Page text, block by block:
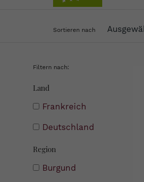
Sortieren nach
Filtern nach:
Land
Frankreich
Deutschland
Region
Burgund